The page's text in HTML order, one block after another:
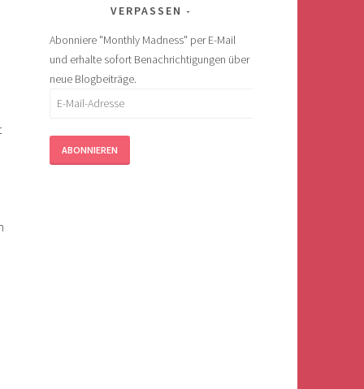
VERPASSEN
Abonniere "Monthly Madness" per E-Mail
und erhalte sofort Benachrichtigungen über
neue Blogbeiträge.
E-
Adresse